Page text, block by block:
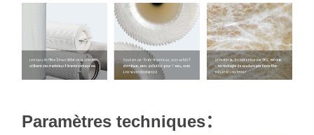
Paramètres techniques：